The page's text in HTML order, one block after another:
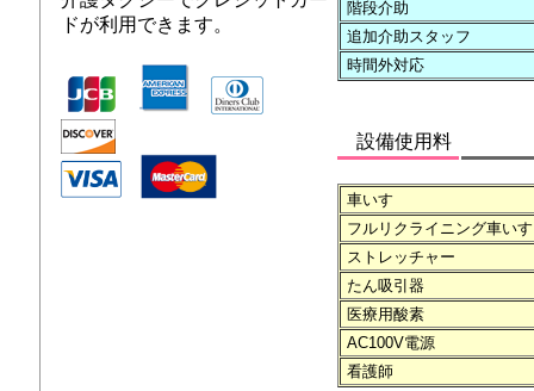
階段介助
追加介助スタッフ
時間外対応
設備使用料
車いす
フルリクライニング車いす
ストレッチャー
たん吸引器
医療用酸素
AC100V電源
看護師
ドが利用できます。